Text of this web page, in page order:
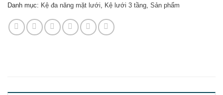
Danh mục: Kệ đa năng mặt lưới Kệ lưới 3 tầng Sản phẩm